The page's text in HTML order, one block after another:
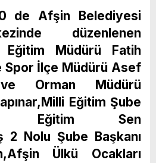
de Afşin Belediyesi
düzenlenen
Müdürü Fatih
Spor İlçe Müdürü Asef
ve Orman Müdürü
Eğitim Şube
Eğitim Sen
2 Nolu Şube Başkanı
Ülkü Ocakları